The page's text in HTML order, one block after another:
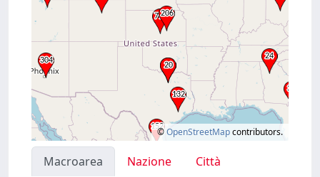
©OpenStreetMapcontributors.
Macroarea Nazione
Città